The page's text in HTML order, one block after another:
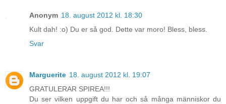
Anonym 18. august 2012 kl. 18:30
Kult dah! :o) Du er så god. Dette var moro! Bless, bless.
Svar
Marguerite 18. august 2012 kl. 19:07
GRATULERAR SPIREA!!!
Du ser vilken uppgift du har och så många människor du